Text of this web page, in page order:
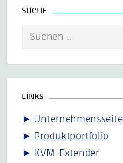
SUCHE
Suche
LINKS
► Unternehmensseite
► Produktportfolio
► KVM-Extender